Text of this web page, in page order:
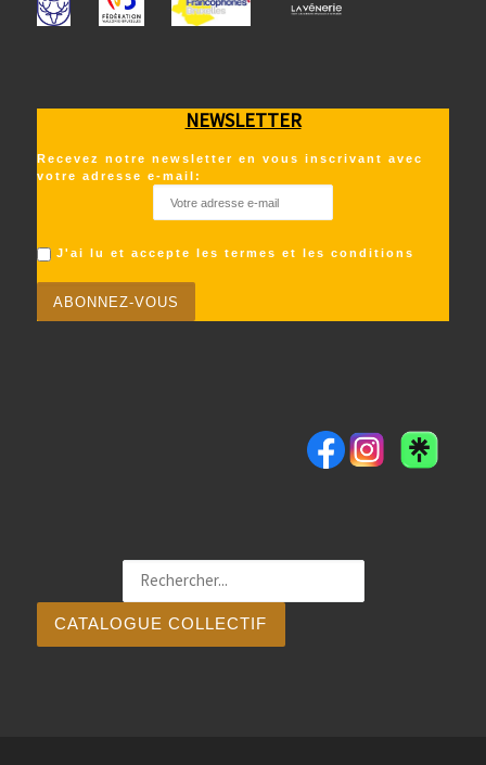
NEWSLETTER
Recevez notre newsletter en vous inscrivant avec
votre adresse e-mail:
J'ai lu et accepte les termes et les conditions
CATALOGUE COLLECTIF